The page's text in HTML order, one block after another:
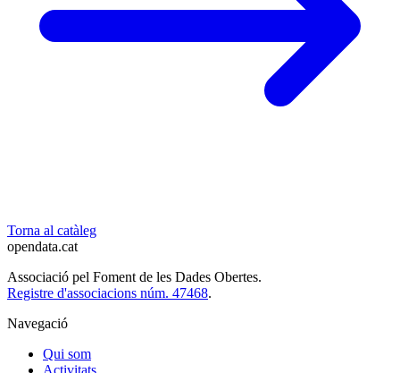
Torna al catàleg
opendata.cat
Associació pel Foment de les Dades Obertes.
Registre d'associacions núm. 47468.
Navegació
Qui som
Activitats